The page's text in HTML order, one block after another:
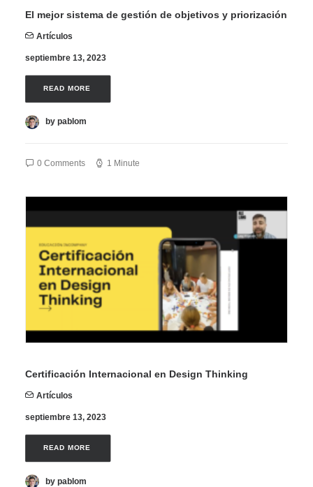
El mejor sistema de gestión de objetivos y priorización
Artículos
septiembre 13, 2023
READ MORE
by pablom
0 Comments 1 Minute
Certificación Internacional en Design Thinking
Artículos
septiembre 13, 2023
READ MORE
by pablom